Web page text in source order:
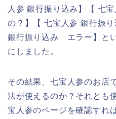
人参 銀行振り込み】【 七
の？】【 七宝人参 銀行振
銀行振り込み エラー】と
にしました。
その結果、七宝人参のお店
法が使えるのか？それとも
宝人参のページを確認すれ